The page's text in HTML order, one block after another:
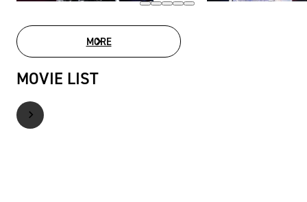
MOREPHOTO GALLERY
MOVIE LIST